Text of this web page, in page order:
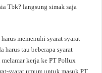
Tbk? langsung simak saja
memenuhi syarat syarat
harus tau beberapa syarat
kerja ke PT Pollux
syarat umum untuk masuk PT